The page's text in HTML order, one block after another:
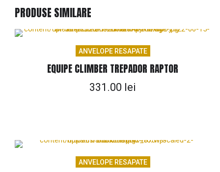
PRODUSE SIMILARE
ANVELOPE RESAPATE
EQUIPE CLIMBER TREPADOR RAPTOR
331.00 lei
ANVELOPE RESAPATE